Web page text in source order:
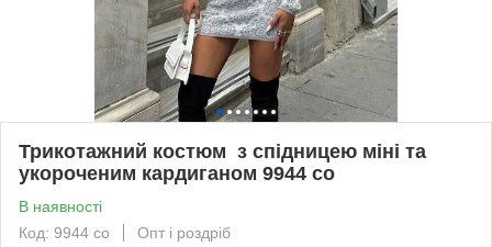
Трикотажний костюм з спідницею міні та
укороченим кардиганом 9944 со
В наявності
Код: 9944 со
Опт і роздріб